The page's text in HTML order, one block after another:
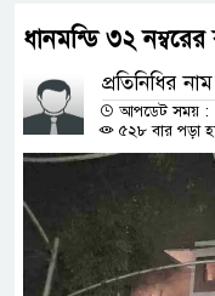
ধানমন্ডি ৩২
প্রতিনিধির নাম
আপডেট সময় :
৫২৮ বার পড়া